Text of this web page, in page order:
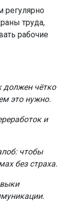
и
чтобы
без страха.
охраны труда
что стандарт
добровольно,